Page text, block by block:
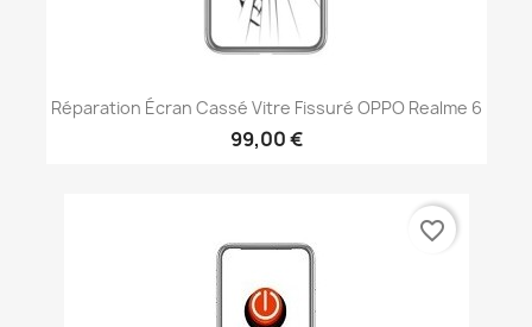
Réparation Écran Cassé Vitre Fissuré OPPO Realme 6
99,00 €
favorite_border